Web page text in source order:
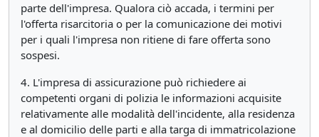
parte dell'impresa. Qualora ciò accada, i termini per
l'offerta risarcitoria o per la comunicazione dei motivi
per i quali l'impresa non ritiene di fare offerta sono
sospesi.
4. L'impresa di assicurazione può richiedere ai
competenti organi di polizia le informazioni acquisite
relativamente alle modalità dell'incidente, alla residenza
e al domicilio delle parti e alla targa di immatricolazione